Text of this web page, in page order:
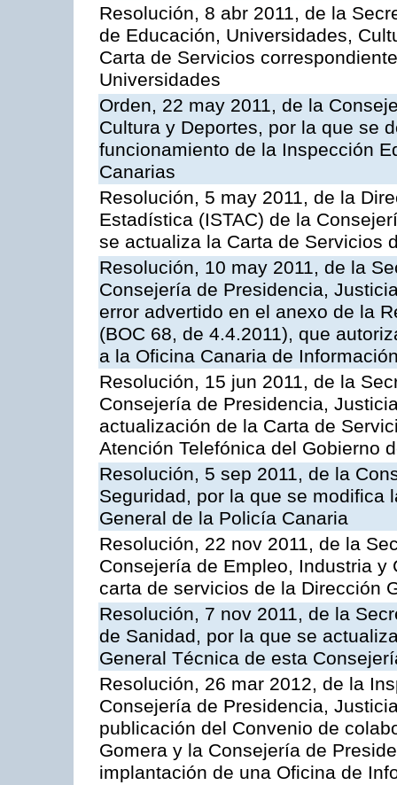
Resolución, 8 abr 2011, de la
de Educación, Universidades,
Carta de Servicios
Universidades
Orden, 22 may 2011, de la
Cultura y Deportes, por la que se
funcionamiento de la Inspección
Canarias
Resolución, 5 may 2011, de la
Estadística (ISTAC) de la
se actualiza la Carta de Servicios
Resolución, 10 may 2011, de la
Consejería de Presidencia,
error advertido en el anexo de la
(BOC 68, de 4.4.2011), que
a la Oficina Canaria de
Resolución, 15 jun 2011, de la
Consejería de Presidencia,
actualización de la Carta de
Atención Telefónica del Gobierno
Resolución, 5 sep 2011, de la
Seguridad, por la que se modifica
General de la Policía Canaria
Resolución, 22 nov 2011, de la
Consejería de Empleo, Industria
carta de servicios de la Dirección
Resolución, 7 nov 2011, de la
de Sanidad, por la que se
General Técnica de esta
Resolución, 26 mar 2012, de la
Consejería de Presidencia,
publicación del Convenio de
Gomera y la Consejería de
implantación de una Oficina de